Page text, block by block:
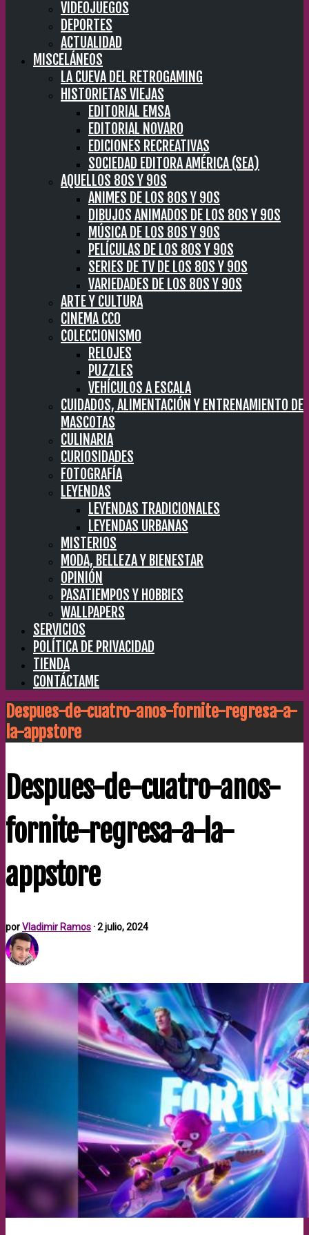
VIDEOJUEGOS
DEPORTES
ACTUALIDAD
MISCELÁNEOS
LA CUEVA DEL RETROGAMING
HISTORIETAS VIEJAS
EDITORIAL EMSA
EDITORIAL NOVARO
EDICIONES RECREATIVAS
SOCIEDAD EDITORA AMÉRICA (SEA)
AQUELLOS 80S Y 90S
ANIMES DE LOS 80S Y 90S
DIBUJOS ANIMADOS DE LOS 80S Y 90S
MÚSICA DE LOS 80S Y 90S
PELÍCULAS DE LOS 80S Y 90S
SERIES DE TV DE LOS 80S Y 90S
VARIEDADES DE LOS 80S Y 90S
ARTE Y CULTURA
CINEMA CC0
COLECCIONISMO
RELOJES
PUZZLES
VEHÍCULOS A ESCALA
CUIDADOS, ALIMENTACIÓN Y ENTRENAMIENTO DE
MASCOTAS
CULINARIA
CURIOSIDADES
FOTOGRAFÍA
LEYENDAS
LEYENDAS TRADICIONALES
LEYENDAS URBANAS
MISTERIOS
MODA, BELLEZA Y BIENESTAR
OPINIÓN
PASATIEMPOS Y HOBBIES
WALLPAPERS
SERVICIOS
POLÍTICA DE PRIVACIDAD
TIENDA
CONTÁCTAME
Despues-de-cuatro-anos-fornite-regresa-a-
la-appstore
Despues-de-cuatro-anos-
fornite-regresa-a-la-
appstore
porVladimir Ramos·2 julio, 2024